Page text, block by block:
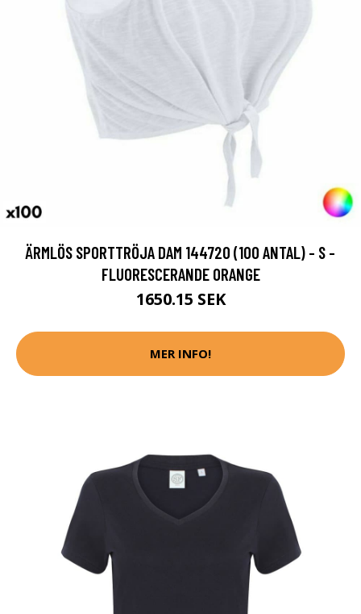
ÄRMLÖS SPORTTRÖJA DAM 144720 (100 ANTAL) - S -
FLUORESCERANDE ORANGE
1650.15 SEK
MER INFO!